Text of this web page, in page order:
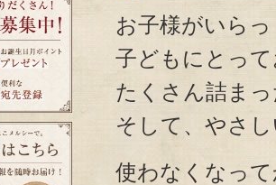
お子様がいら
子どもにとっ
たくさん詰ま
そして、やさ
使わなくなっ